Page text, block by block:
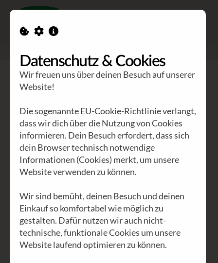
ALLE
AKTUELLES(14) ARCHIV (8) AFRIKA(16)
WALDVIERTEL(2) POLITIK (11) WIRTSCHAFT(9)
KULTUR
UMWELT (6) GEA (26)
PHILOSOPHIE (6) UNSITTEN
Datenschutz & Cookies
Wir freuen uns über deinen Besuch auf unserer
Website!
Die sogenannte EU-Cookie-Richtlinie verlangt,
dass wir dich über die Nutzung von Cookies
informieren. Dein Besuch erfordert, dass sich
dein Browser technisch notwendige
Informationen (Cookies) merkt, um unsere
Website verwenden zu können.
Wir sind bemüht, deinen Besuch und deinen
Einkauf so komfortabel wie möglich zu
gestalten. Dafür nutzen wir auch nicht-
technische, funktionale Cookies um unsere
Website laufend optimieren zu können.